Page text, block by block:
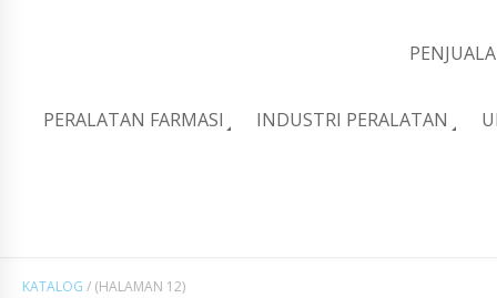
PERALATAN FARMASI INDUSTRI PERALATAN
KATALOG / (HALAMAN 12)